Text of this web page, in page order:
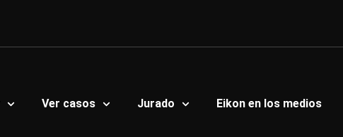
Ver casos Jurado Eikon en los medios